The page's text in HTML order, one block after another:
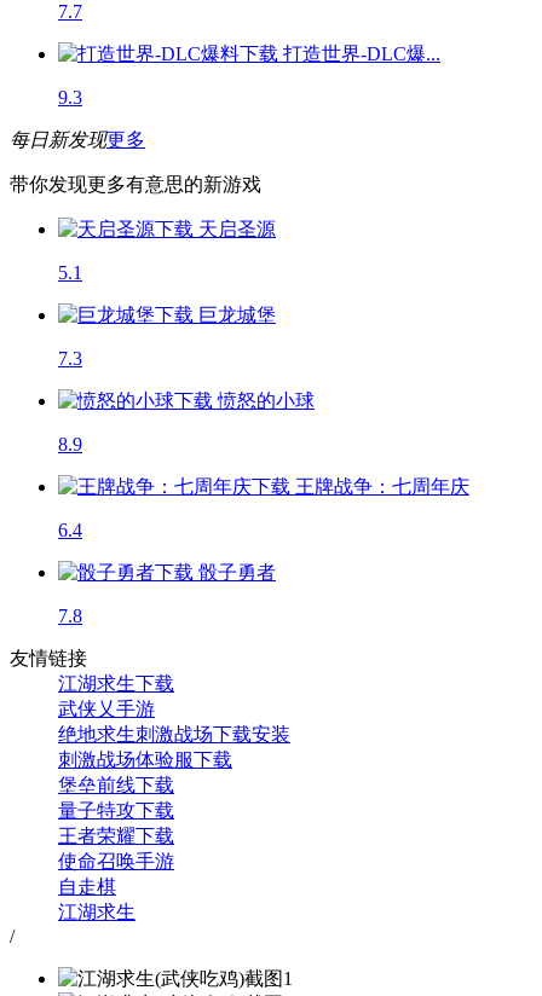
7.7
打造世界-DLC爆...
9.3
每日新发现更多
带你发现更多有意思的新游戏
天启圣源
5.1
巨龙城堡
7.3
愤怒的小球
8.9
王牌战争：七周年庆
6.4
骰子勇者
7.8
友情链接
江湖求生下载
武侠乂手游
绝地求生刺激战场下载安装
刺激战场体验服下载
堡垒前线下载
量子特攻下载
王者荣耀下载
使命召唤手游
自走棋
江湖求生
/